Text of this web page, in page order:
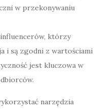
w przekonywaniu
którzy
i są zgodni z wartościami
jest kluczowa w
narzędzia